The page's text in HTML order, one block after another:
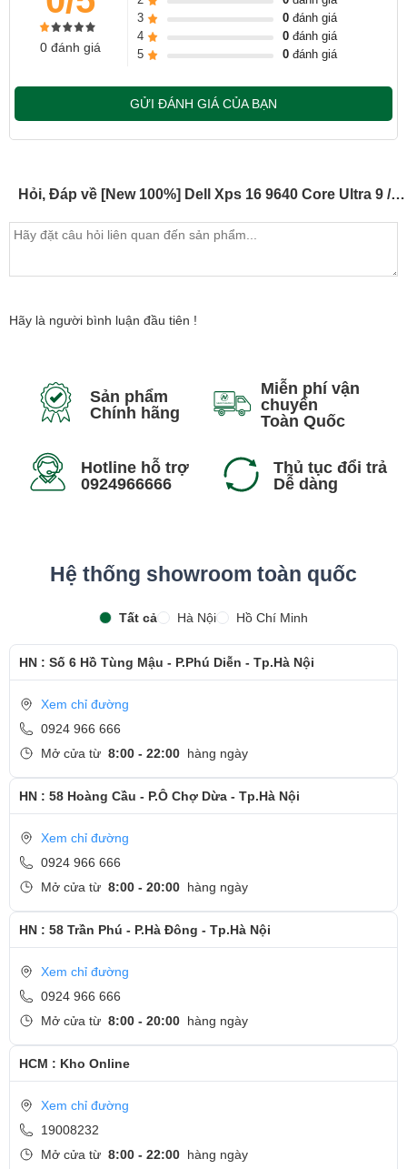
0 đánh giá
3
0đánh giá
4
0đánh giá
5
0đánh giá
GỬI ĐÁNH GIÁ CỦA BẠN
Hỏi, Đáp về [New 100%] Dell Xps 16 9640 Core Ultra 9 / RTX 4070 / 16.3 inch 4k+ (Model 2024)
Hãy là người bình luận đầu tiên !
Sản phẩm
Chính hãng
Miễn phí vận
chuyển
Toàn Quốc
Hotline hỗ trợ
0924966666
Thủ tục đổi trả
Dễ dàng
Hệ thống showroom toàn quốc
Tất cả Hà Nội Hồ Chí Minh
HN : Số 6 Hồ Tùng Mậu - P.Phú Diễn - Tp.Hà Nội
Xem chỉ đường
0924 966 666
Mở cửa từ 8:00 - 22:00 hàng ngày
HN : 58 Hoàng Cầu - P.Ô Chợ Dừa - Tp.Hà Nội
Xem chỉ đường
0924 966 666
Mở cửa từ 8:00 - 20:00 hàng ngày
HN : 58 Trần Phú - P.Hà Đông - Tp.Hà Nội
Xem chỉ đường
0924 966 666
Mở cửa từ 8:00 - 20:00 hàng ngày
HCM : Kho Online
Xem chỉ đường
19008232
Mở cửa từ 8:00 - 22:00 hàng ngày